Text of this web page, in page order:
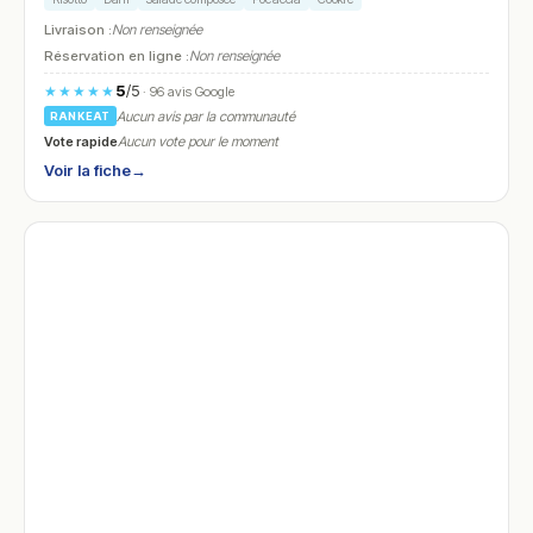
Livraison :Non renseignée
Réservation en ligne :Non renseignée
★★★★★ 5/5· 96 avis Google
RANKEAT
Aucun avis par la communauté
Vote rapideAucun vote pour le moment
Voir la fiche→